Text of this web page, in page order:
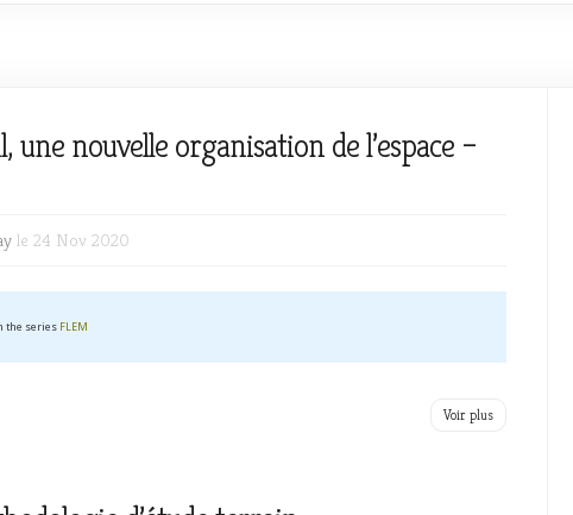
une nouvelle organisation de l’espace –
le 24 Nov 2020
the series FLEM
Voir plus